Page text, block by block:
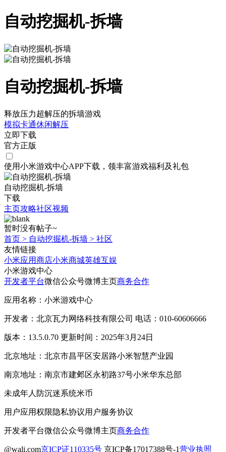
自动挖掘机-拆墙
自动挖掘机-拆墙
释放压力超解压的拆墙游戏
模拟卡通休闲解压
立即下载
官方正版
使用小米游戏中心APP下载 ，领丰富游戏福利 及礼包
自动挖掘机-拆墙
下载
主页攻略社区视频
暂时没有帖子~
首页 > 自动挖掘机-拆墙 > 社区
友情链接
小米应用商店小米商城英雄互娱
小米游戏中心
开发者平台微信公众号微博主页商务合作
应用名称：小米游戏中心
开发者：北京瓦力网络科技有限公司 电话：010-60606666
版本：13.5.0.70 更新时间：2025年3月24日
北京地址：北京市昌平区安居路小米智慧产业园
南京地址：南京市建邺区永初路37号小米华东总部
未成年人防沉迷系统米币
用户应用权限隐私协议用户服务协议
开发者平台微信公众号微博主页商务合作
@wali.com京ICP证110335号 京ICP备17017388号-1营业执照